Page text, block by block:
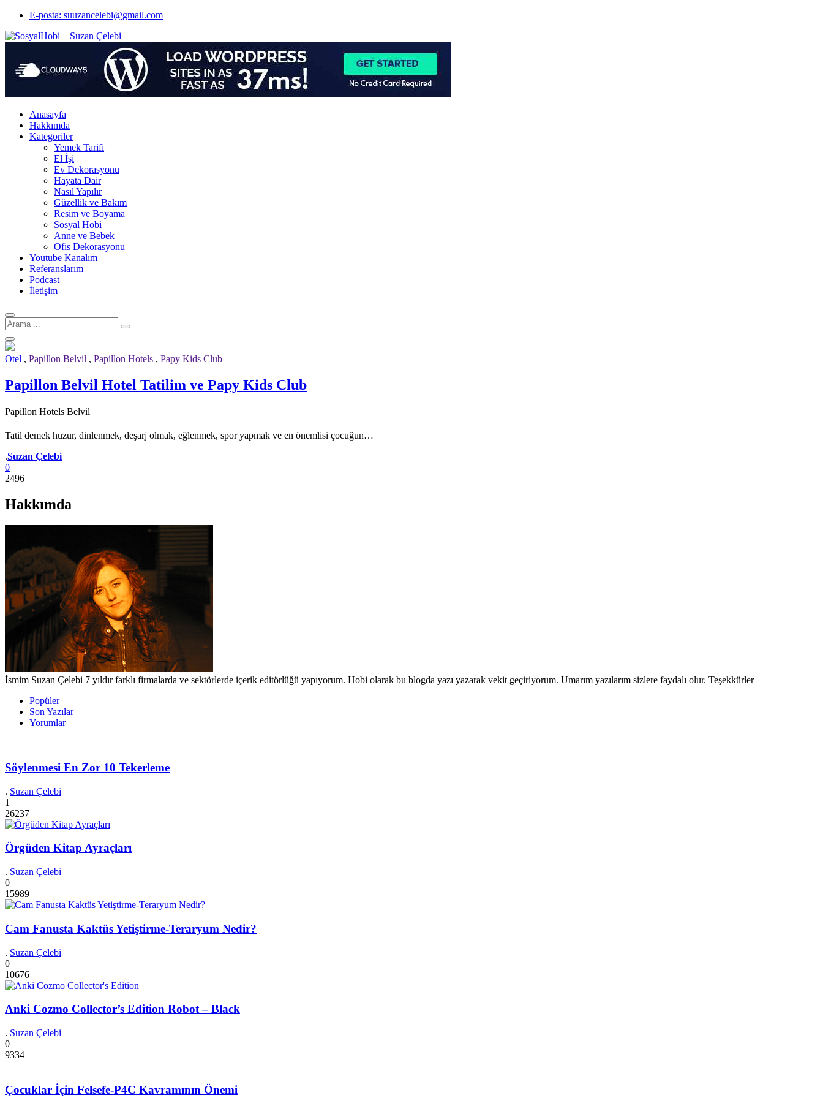
E-posta: suuzancelebi@gmail.com
Anasayfa
Hakkımda
Kategoriler
Yemek Tarifi
El İşi
Ev Dekorasyonu
Hayata Dair
Nasıl Yapılır
Güzellik ve Bakım
Resim ve Boyama
Sosyal Hobi
Anne ve Bebek
Ofis Dekorasyonu
Youtube Kanalım
Referanslarım
Podcast
İletişim
Arama
için:
Otel , Papillon Belvil , Papillon Hotels , Papy Kids Club
Papillon Belvil Hotel Tatilim ve Papy Kids Club
Papillon Hotels Belvil
Tatil demek huzur, dinlenmek, deşarj olmak, eğlenmek, spor yapmak ve en önemlisi çocuğun…
Yazar
.Suzan Çelebi
0
2496
Hakkımda
İsmim Suzan Çelebi 7 yıldır farklı firmalarda ve sektörlerde içerik editörlüğü yapıyorum. Hobi olarak bu blogda yazı yazarak vekit geçiriyorum. Umarım yazılarım sizlere faydalı olur. Teşekkürler
Popüler
Son Yazılar
Yorumlar
Söylenmesi En Zor 10 Tekerleme
. Suzan Çelebi
1
26237
Örgüden Kitap Ayraçları
. Suzan Çelebi
0
15989
Cam Fanusta Kaktüs Yetiştirme-Teraryum Nedir?
. Suzan Çelebi
0
10676
Anki Cozmo Collector’s Edition Robot – Black
. Suzan Çelebi
0
9334
Çocuklar İçin Felsefe-P4C Kavramının Önemi